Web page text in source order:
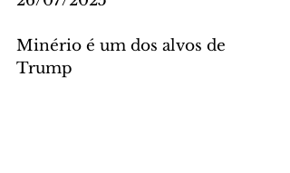
Minério é um dos alvos de
Trump